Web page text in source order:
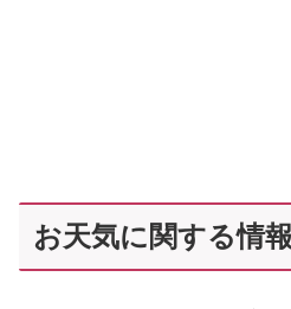
お天気に関する情報